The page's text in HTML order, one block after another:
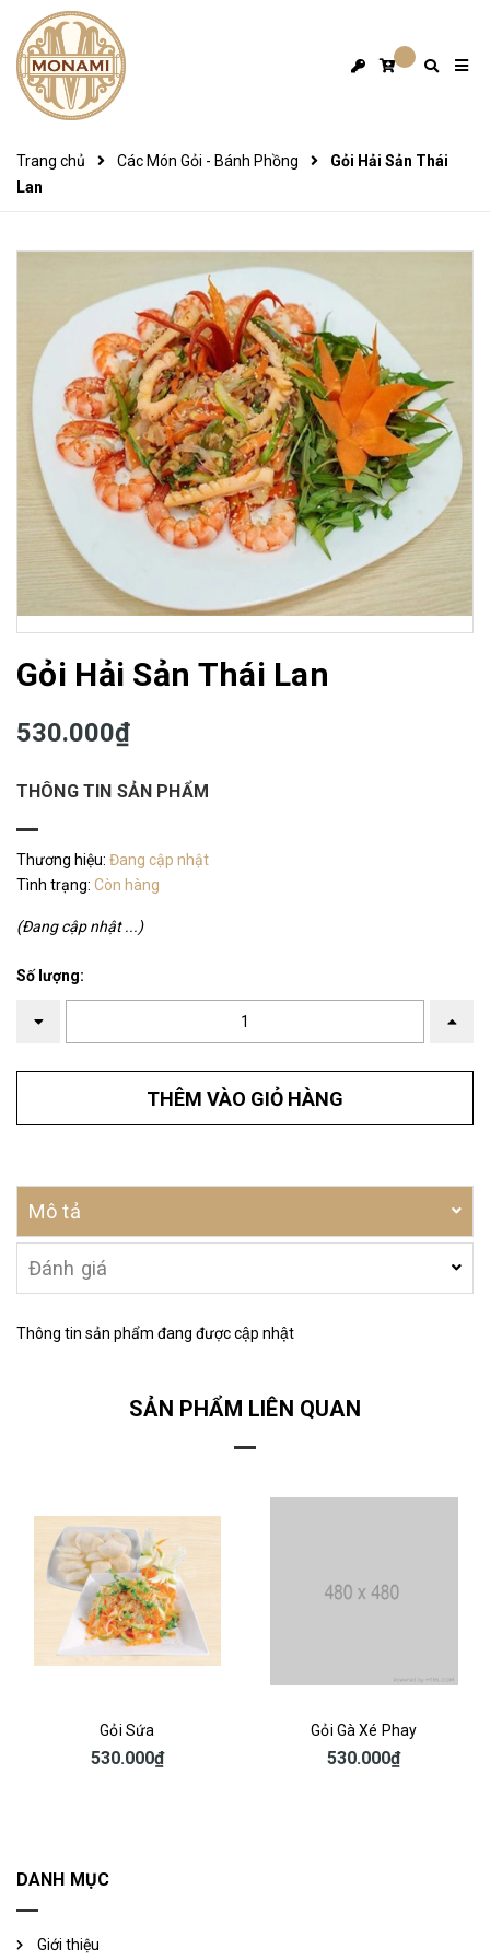
Trang chủ Các Món Gỏi - Bánh Phồng
Gỏi Hải Sản Thái
Lan
Gỏi Hải Sản Thái Lan
530.000₫
THÔNG TIN SẢN PHẨM
Thương hiệu: Đang cập nhật
Tình trạng: Còn hàng
(Đang cập nhật ...)
Số lượng:
THÊM VÀO GIỎ HÀNG
Mô tả
Đánh giá
Thông tin sản phẩm đang được cập nhật
SẢN PHẨM LIÊN QUAN
Gỏi Bắp Bò
DANH MỤC
Giới thiệu